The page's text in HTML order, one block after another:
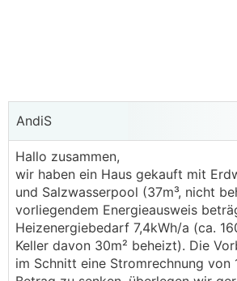
AndiS
Hallo zusammen,
wir haben ein Haus gekauft mit
und Salzwasserpool (37m³, nicht
vorliegendem Energieausweis
Heizenergiebedarf 7,4kWh/a (ca.
Keller davon 30m² beheizt). Die
im Schnitt eine Stromrechnung von